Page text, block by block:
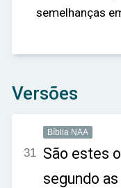
semelhanças
Versões
Bíblia NAA
31 São estes
segundo